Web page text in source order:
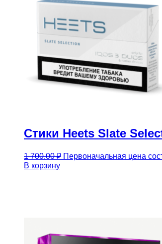
Стики Heets Slate
1 700.00₽ Первоначальная цена
В корзину